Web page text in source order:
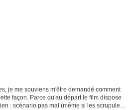
je me souviens m'être demandé comment
façon. Parce qu'au départ le film dispose
: scénario pas mal (même si les scrupules